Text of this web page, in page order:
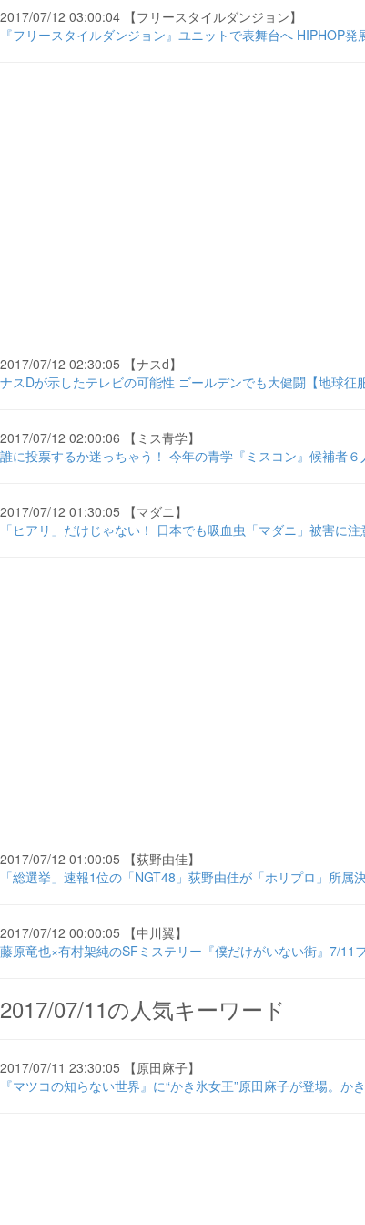
2017/07/12 03:00:04 【フリースタイルダンジョン】
『フリースタイルダンジョン』ユニットで表舞台へ HIPHOP
2017/07/12 02:30:05 【ナスd】
ナスDが示したテレビの可能性 ゴールデンでも大健闘【地球征
2017/07/12 02:00:06 【ミス青学】
誰に投票するか迷っちゃう！ 今年の青学『ミスコン』候補者
2017/07/12 01:30:05 【マダニ】
「ヒアリ」だけじゃない！ 日本でも吸血虫「マダニ」被害に
2017/07/12 01:00:05 【荻野由佳】
「総選挙」速報1位の「NGT48」荻野由佳が「ホリプロ」所属
2017/07/12 00:00:05 【中川翼】
藤原竜也×有村架純のSFミステリー『僕だけがいない街』7/11
2017/07/11の人気キーワード
2017/07/11 23:30:05 【原田麻子】
『マツコの知らない世界』に“かき氷女王”原田麻子が登場。